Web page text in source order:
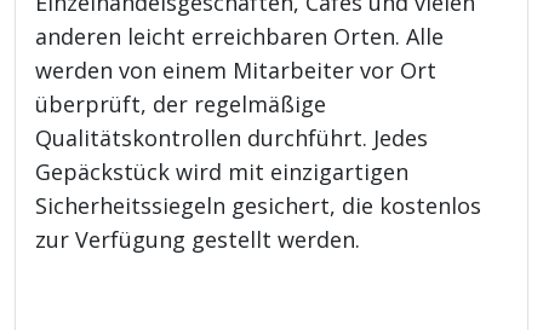
anderen leicht erreichbaren Orten. Alle
werden von einem Mitarbeiter vor Ort
überprüft, der regelmäßige
Qualitätskontrollen durchführt. Jedes
Gepäckstück wird mit einzigartigen
Sicherheitssiegeln gesichert, die kostenlos
zur Verfügung gestellt werden.